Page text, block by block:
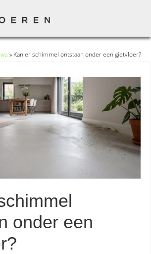
» Kan er schimmel ontstaan onder een gietvloer?
onder een